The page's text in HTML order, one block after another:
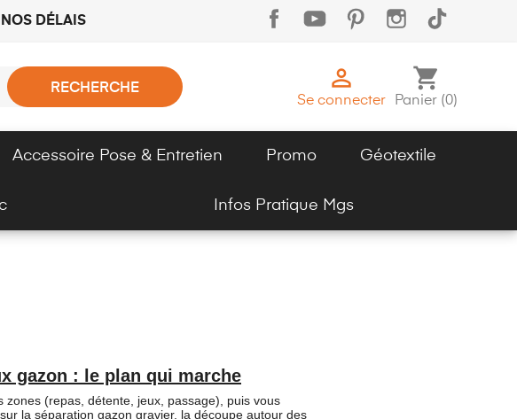
NOS DÉLAIS
RECHERCHE 
Se connecter
shopping_cart
Panier (0)
Accessoire Pose & Entretien Promo Géotextile
Infos Pratique Mgs
gazon : le plan qui marche
zones (repas, détente, jeux, passage), puis vous
la séparation gazon gravier, la découpe autour des